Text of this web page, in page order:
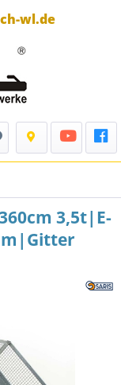
wl.de
3,5t|E-